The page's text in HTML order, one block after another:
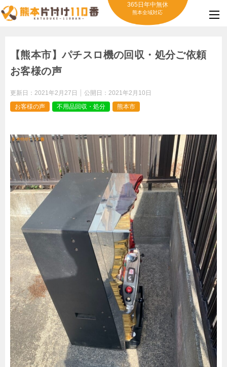
365日年中無休
熊本全域対応
【熊本市】パチスロ機の回収・処分ご依頼
お客様の声
更新日： 2021年2月27日 公開日： 2021年2月10日
お客様の声
不用品回収・処分 熊本市